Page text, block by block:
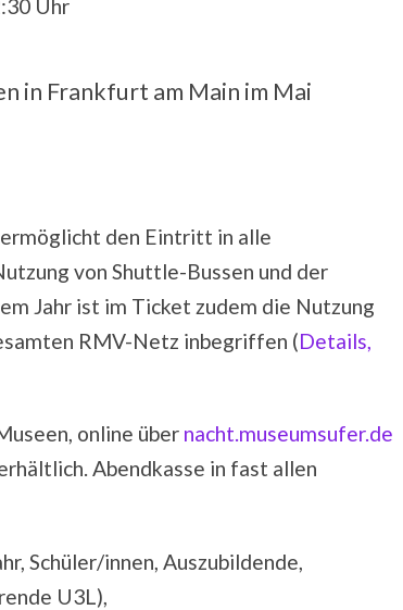
Uhr
in Frankfurt am Main im Mai
den Eintritt in alle
von Shuttle-Bussen und der
Jahr ist im Ticket zudem die Nutzung
RMV-Netz inbegriffen (Details,
online über nacht.museumsufer.de
Abendkasse in fast allen
Schüler/innen, Auszubildende,
U3L),